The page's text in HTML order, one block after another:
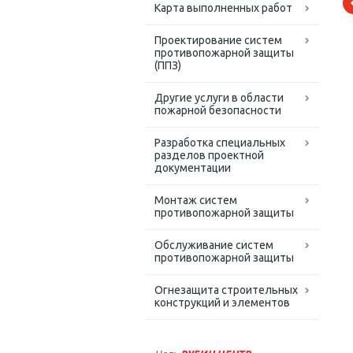
Карта выполненных работ
Проектирование систем
противопожарной защиты
(ППЗ)
Другие услуги в области
пожарной безопасности
Разработка специальных
разделов проектной
документации
Монтаж систем
противопожарной защиты
Обслуживание систем
противопожарной защиты
Огнезащита строительных
конструкций и элементов